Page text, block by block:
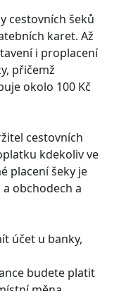
cestovních šeků
karet. Až
i proplacení
přičemž
okolo 100 Kč
cestovních
kdekoliv ve
placení šeky je
obchodech a
účet u banky,
budete platit